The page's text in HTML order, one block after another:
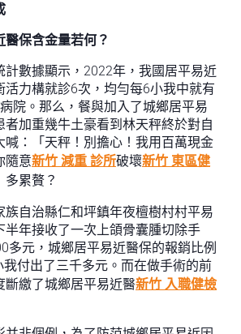
醫保含金量若何？
計數據顯示，2022年，我國居平易近
活力構就診6次，均勻每6小我中就有
院。那么，餐與加入了城鄉居平易
者加重幾牛土豪看到林天秤終於對自
喊：「天秤！別擔心！我用百萬現金
隨意新竹 減重 診所破壞新竹 東區健
多累贅？
族自治縣仁和坪鎮年夜檀樹村村平易
半年接收了一次上頜骨囊腫切除手
多元，城鄉居平易近醫保的報銷比例
我付出了三千多元。而在做手術的前
斷繳了城鄉居平易近醫新竹 入職健檢